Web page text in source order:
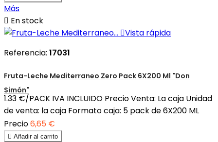
Más
 En stock
Vista rápida
Referencia: 17031
Fruta-Leche Mediterraneo Zero Pack 6X200 Ml "Don
Simón"
1.33 €/PACK IVA INCLUIDO Precio Venta: La caja Unidad
de venta: la caja Formato caja: 5 pack de 6X200 ML
Precio6,65 €
 Añadir al carrito